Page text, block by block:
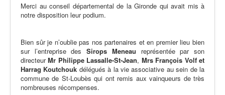
Merci au conseil départemental de la Gironde qui avait mis à
notre disposition leur podium.
Bien sûr je n’oublie pas nos partenaires et en premier lieu bien
sur l’entreprise desSirops Meneau représentée par son
directeurMr Philippe Lassalle-St-Jean, Mrs François Volf et
Harrag Koutchouk délégués à la vie associative au sein de la
commune de St-Loubès qui ont remis aux vainqueurs de très
nombreuses récompenses.